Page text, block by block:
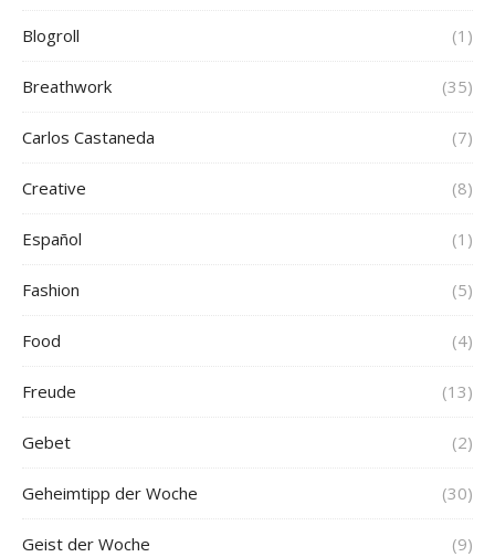
Blogroll (1)
Breathwork (35)
Carlos Castaneda (7)
Creative (8)
Español (1)
Fashion (5)
Food (4)
Freude (13)
Gebet (2)
Geheimtipp der Woche (30)
Geist der Woche (9)